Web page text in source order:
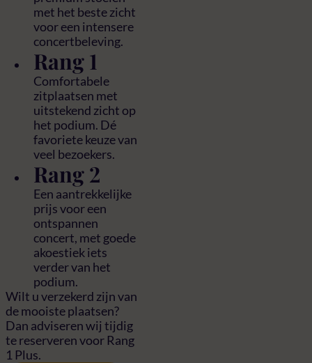
met het beste zicht
voor een intensere
concertbeleving.
Rang 1
Comfortabele
zitplaatsen met
uitstekend zicht op
het podium. Dé
favoriete keuze van
veel bezoekers.
Rang 2
Een aantrekkelijke
prijs voor een
ontspannen
concert, met goede
akoestiek iets
verder van het
podium.
Wilt u verzekerd zijn van
de mooiste plaatsen?
Dan adviseren wij tijdig
te reserveren voor Rang
1 Plus.